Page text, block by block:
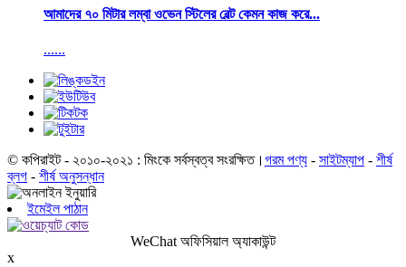
আমাদের ৭০ মিটার লম্বা ওভেন স্টিলের বেল্ট কেমন কাজ করে...
......
© কপিরাইট - ২০১০-২০২১ : মিংকে সর্বস্বত্ব সংরক্ষিত। গরম পণ্য - সাইটম্যাপ - শীর্ষ
ব্লগ - শীর্ষ অনুসন্ধান
ইমেইল পাঠান
WeChat অফিসিয়াল অ্যাকাউন্ট
x